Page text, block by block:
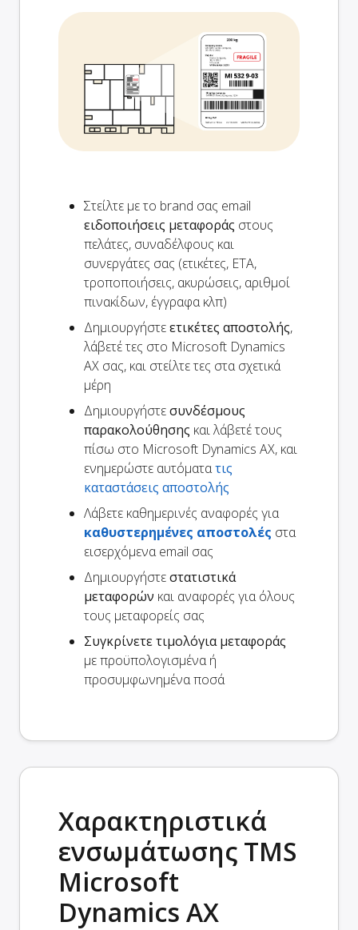
Στείλτε με το brand σας email
ειδοποιήσεις μεταφοράς στους
πελάτες, συναδέλφους και
συνεργάτες σας (ετικέτες, ETA,
τροποποιήσεις, ακυρώσεις, αριθμοί
πινακίδων, έγγραφα κλπ)
Δημιουργήστεετικέτες αποστολής,
λάβετέ τες στο Microsoft Dynamics
AX σας, και στείλτε τες στα σχετικά
μέρη
Δημιουργήστεσυνδέσμους
παρακολούθησης και λάβετέ τους
πίσω στο Microsoft Dynamics AX, και
ενημερώστε αυτόματατις
καταστάσεις αποστολής
Λάβετε καθημερινές αναφορές για
καθυστερημένες αποστολές στα
εισερχόμενα email σας
Δημιουργήστεστατιστικά
μεταφορών και αναφορές για όλους
τους μεταφορείς σας
Συγκρίνετε τιμολόγια μεταφοράς
με προϋπολογισμένα ή
προσυμφωνημένα ποσά
Χαρακτηριστικά
ενσωμάτωσης TMS
Microsoft
Dynamics AX